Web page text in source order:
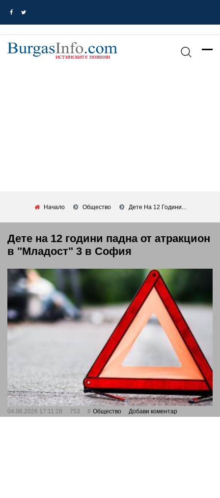
Начало Общество Дете На 12 Години...
Дете на 12 години падна от атракцион
в "Младост" 3 в София
04.06.2026 17:11:28 753 Общество Добави коментар